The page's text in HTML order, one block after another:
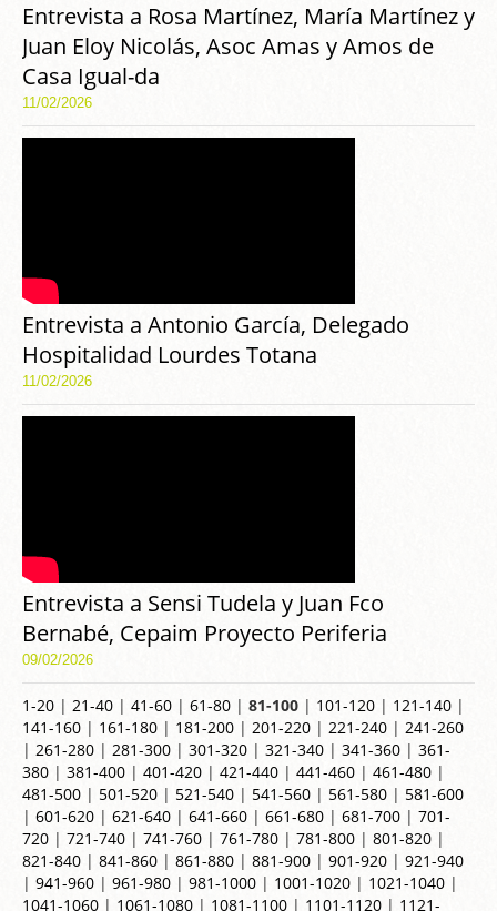
Entrevista a Rosa Martínez, María Martínez y
Juan Eloy Nicolás, Asoc Amas y Amos de
Casa Igual-da
11/02/2026
Entrevista a Antonio García, Delegado
Hospitalidad Lourdes Totana
11/02/2026
Entrevista a Sensi Tudela y Juan Fco
Bernabé, Cepaim Proyecto Periferia
09/02/2026
1-20 | 21-40 | 41-60 | 61-80 | 81-100 | 101-120 | 121-140 |
141-160 | 161-180 | 181-200 | 201-220 | 221-240 | 241-260
| 261-280 | 281-300 | 301-320 | 321-340 | 341-360 | 361-
380 | 381-400 | 401-420 | 421-440 | 441-460 | 461-480 |
481-500 | 501-520 | 521-540 | 541-560 | 561-580 | 581-600
| 601-620 | 621-640 | 641-660 | 661-680 | 681-700 | 701-
720 | 721-740 | 741-760 | 761-780 | 781-800 | 801-820 |
821-840 | 841-860 | 861-880 | 881-900 | 901-920 | 921-940
| 941-960 | 961-980 | 981-1000 | 1001-1020 | 1021-1040 |
1041-1060 | 1061-1080 | 1081-1100 | 1101-1120 | 1121-